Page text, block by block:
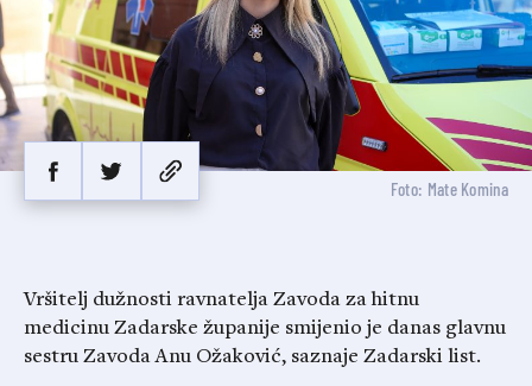
Foto: Mate Komina
Vršitelj dužnosti ravnatelja Zavoda za hitnu
medicinu Zadarske županije smijenio je danas glavnu
sestru Zavoda Anu Ožaković, saznaje Zadarski list.